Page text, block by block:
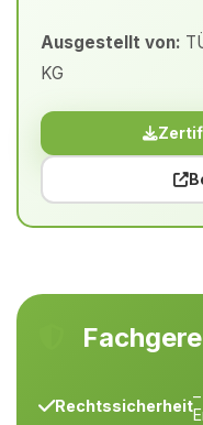
Ausgestellt von:
KG
Rechtssicherheit